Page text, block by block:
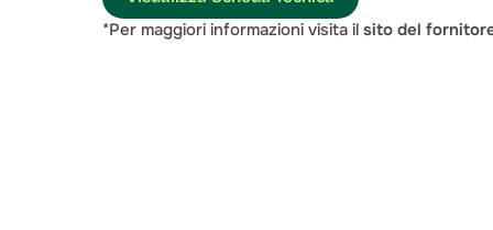
*Per maggiori informazioni visita il sito del